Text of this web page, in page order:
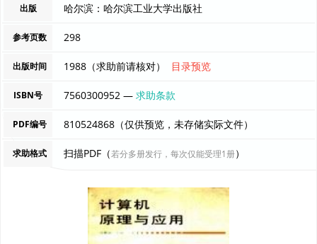
出版 哈尔滨：哈尔滨工业大学出版社
参考页数 298
出版时间 1988（求助前请核对） 目录预览
ISBN号 7560300952 —求助条款
PDF编号 810524868（仅供预览，未存储实际文件）
求助格式 扫描PDF（若分多册发行，每次仅能受理1册）